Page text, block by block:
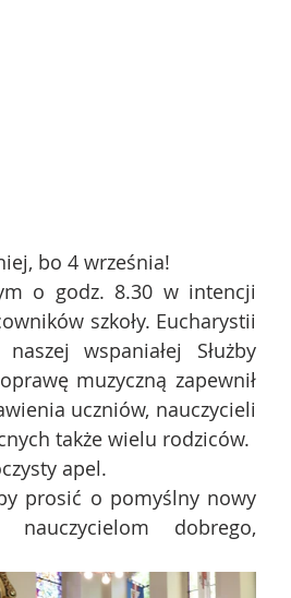
bo 4 września!
o godz. 8.30 w intencji
szkoły. Eucharystii
wspaniałej Służby
muzyczną zapewnił
uczniów, nauczycieli
także wielu rodziców.
apel.
prosić o pomyślny nowy
dobrego,